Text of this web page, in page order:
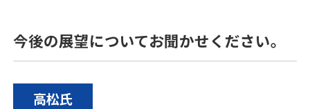
今後の展望についてお聞かせください。
高松氏